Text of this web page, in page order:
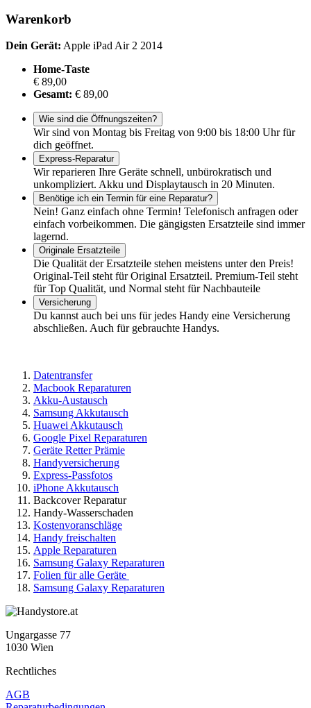
Warenkorb
Dein Gerät: Apple iPad Air 2 2014
Home-Taste
€ 89,00
Gesamt: € 89,00
Wie sind die Öffnungszeiten?
Wir sind von Montag bis Freitag von 9:00 bis 18:00 Uhr für
dich geöffnet.
Express-Reparatur
Wir reparieren Ihre Geräte schnell, unbürokratisch und
unkompliziert. Akku und Displaytausch in 20 Minuten.
Benötige ich ein Termin für eine Reparatur?
Nein! Ganz einfach ohne Termin! Telefonisch anfragen oder
einfach vorbeikommen. Die gängigsten Ersatzteile sind immer
lagernd.
Originale Ersatzteile
Die Qualität der Ersatzteile stehen meistens unter den Preis!
Original-Teil steht für Original Ersatzteil. Premium-Teil steht
für Top Qualität, und Normal steht für Nachbauteile
Versicherung
Du kannst auch bei uns für jedes Handy eine Versicherung
abschließen. Auch für gebrauchte Handys.
Datentransfer
Macbook Reparaturen
Akku-Austausch
Samsung Akkutausch
Huawei Akkutausch
Google Pixel Reparaturen
Geräte Retter Prämie
Handyversicherung
Express-Passfotos
iPhone Akkutausch
Backcover Reparatur
Handy-Wasserschaden
Kostenvoranschläge
Handy freischalten
Apple Reparaturen
Samsung Galaxy Reparaturen
Folien für alle Geräte
Samsung Galaxy Reparaturen
Ungargasse 77
1030 Wien
Rechtliches
AGB